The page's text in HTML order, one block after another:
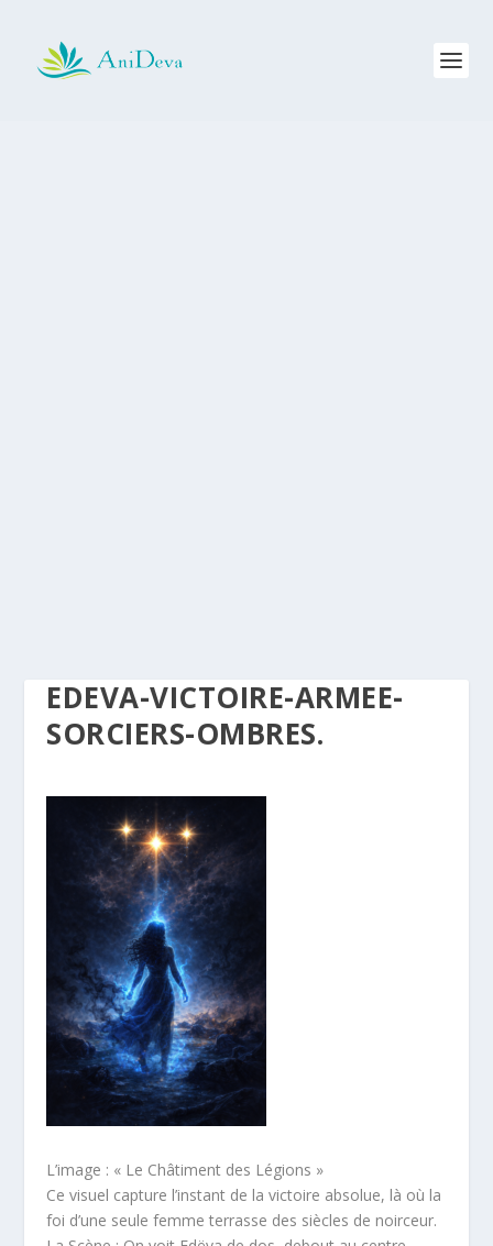
EDEVA-VICTOIRE-ARMEE-
SORCIERS-OMBRES.
L’image : « Le Châtiment des Légions »
Ce visuel capture l’instant de la victoire absolue, là où la
foi d’une seule femme terrasse des siècles de noirceur.